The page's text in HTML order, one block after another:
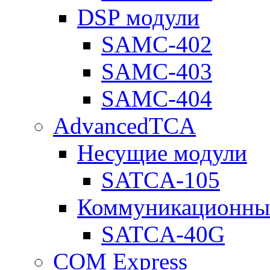
DSP модули
SAMC-402
SAMC-403
SAMC-404
AdvancedTCA
Несущие модули
SATCA-105
SATCA-40G
COM Express